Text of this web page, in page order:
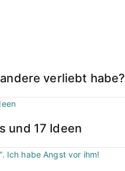
verliebt habe?
und 17 Ideen